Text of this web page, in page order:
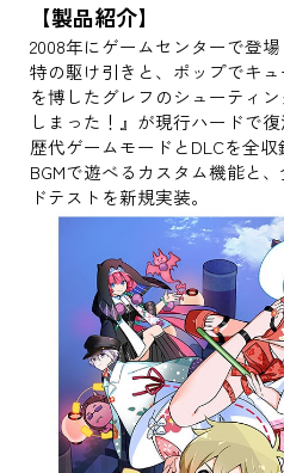
【製品紹介】
2008年にゲームセンターで登
特の駆け引きと、ポップでキ
を博したグレフのシューティ
しまった！』が現行ハードで復
歴代ゲームモードとDLCを全
BGMで遊べるカスタム機能と
ドテストを新規実装。